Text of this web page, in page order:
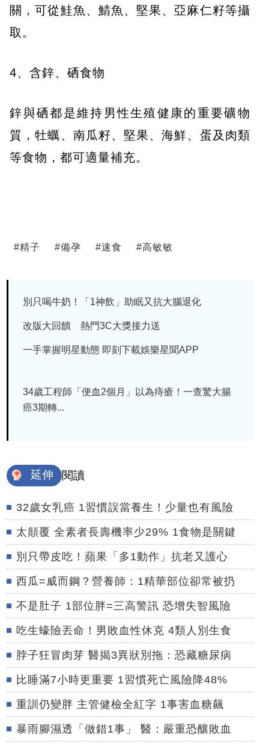
關，可從鮭魚、鯖魚、堅果、亞麻仁籽等攝
取。
4、含鋅、硒食物
鋅與硒都是維持男性生殖健康的重要礦物
質，牡蠣、南瓜籽、堅果、海鮮、蛋及肉類
等食物，都可適量補充。
#精子 #備孕 #速食 #高敏敏
別只喝牛奶！「1神飲」助眠又抗大腦退化
改版大回饋 熱門3C大獎接力送
一手掌握明星動態 即刻下載娛樂星聞APP
34歲工程師「便血2個月」以為痔瘡！一查驚大腸
癌3期轉...
延伸 閱讀
32歲女乳癌 1習慣誤當養生！少量也有風險
太顛覆 全素者長壽機率少29% 1食物是關鍵
別只帶皮吃！蘋果「多1動作」抗老又護心
西瓜=威而鋼？營養師：1精華部位卻常被扔
不是肚子 1部位胖=三高警訊 恐增失智風險
吃生蠔險丟命！男敗血性休克 4類人別生食
脖子狂冒肉芽 醫揭3異狀別拖：恐藏糖尿病
比睡滿7小時更重要 1習慣死亡風險降48%
重訓仍變胖 主管健檢全紅字 1事害血糖飆
暴雨腳濕透「做錯1事」 醫：嚴重恐釀敗血